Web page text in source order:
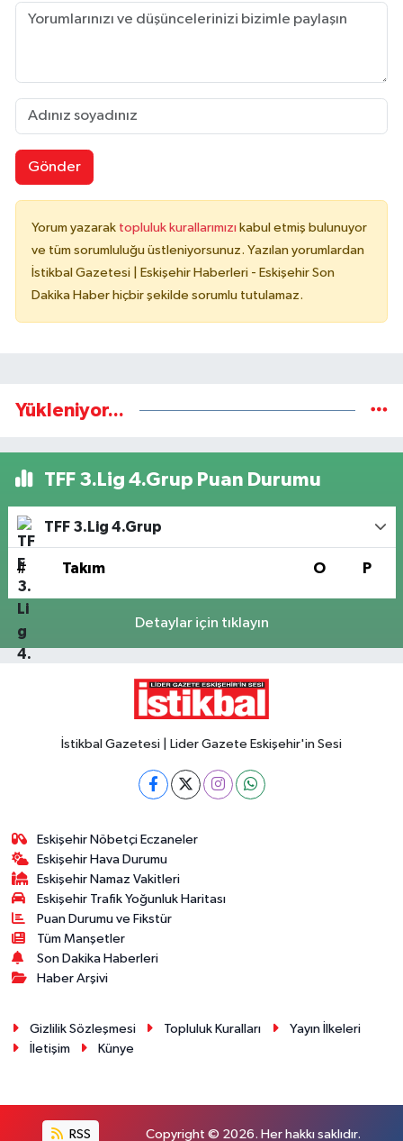
Gönder
Yorum yazarak topluluk kurallarımızı kabul etmiş bulunuyor
ve tüm sorumluluğu üstleniyorsunuz. Yazılan yorumlardan
İstikbal Gazetesi | Eskişehir Haberleri - Eskişehir Son
Dakika Haber hiçbir şekilde sorumlu tutulamaz.
Yükleniyor...
TFF 3.Lig 4.Grup Puan Durumu
TFF 3.Lig 4.Grup
# Takım O P
Detaylar için tıklayın
İstikbal Gazetesi | Lider Gazete Eskişehir'in Sesi
Eskişehir Nöbetçi Eczaneler
Eskişehir Hava Durumu
Eskişehir Namaz Vakitleri
Eskişehir Trafik Yoğunluk Haritası
Puan Durumu ve Fikstür
Tüm Manşetler
Son Dakika Haberleri
Haber Arşivi
Gizlilik Sözleşmesi Topluluk Kuralları
Yayın İlkeleri
İletişim
Künye
RSS Copyright © 2026. Her hakkı saklıdır.